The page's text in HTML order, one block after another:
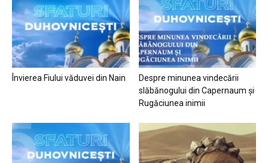
Învierea Fiului văduvei din Nain
Despre minunea vindecării
slăbănogului din Capernaum și
Rugăciunea inimii